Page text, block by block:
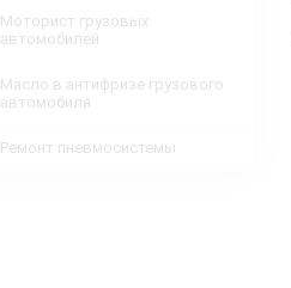
Моторист грузовых
автомобилей
Масло в антифризе грузового
автомобиля
Ремонт пневмосистемы